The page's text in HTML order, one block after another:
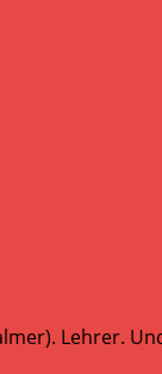
Lehrer.